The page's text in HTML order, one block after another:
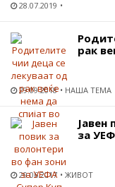
28.07.2019
рак
29.09.2018 НАША ТЕМА
Јавен
за
29.06.2017 ЖИВОТ